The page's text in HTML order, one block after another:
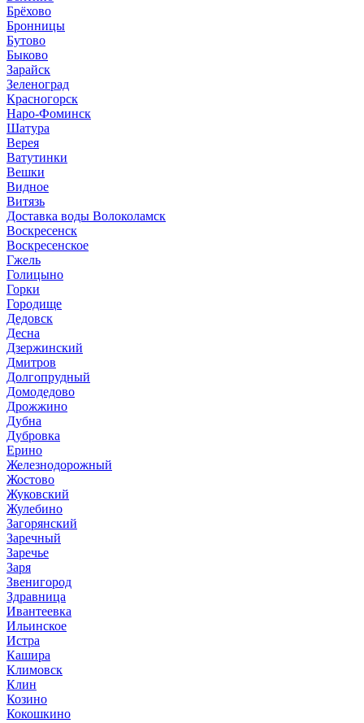
Брёхово
Бронницы
Бутово
Быково
Зарайск
Зеленоград
Красногорск
Наро-Фоминск
Шатура
Верея
Ватутинки
Вешки
Видное
Витязь
Доставка воды Волоколамск
Воскресенск
Воскресенское
Гжель
Голицыно
Горки
Городище
Дедовск
Десна
Дзержинский
Дмитров
Долгопрудный
Домодедово
Дрожжино
Дубна
Дубровка
Ерино
Железнодорожный
Жостово
Жуковский
Жулебино
Загорянский
Заречный
Заречье
Заря
Звенигород
Здравница
Ивантеевка
Ильинское
Истра
Кашира
Климовск
Клин
Козино
Кокошкино